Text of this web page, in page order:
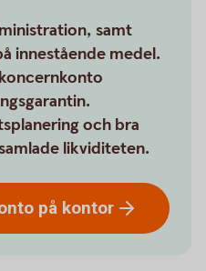
samt
innestående medel.
och bra
likviditeten.
på kontor